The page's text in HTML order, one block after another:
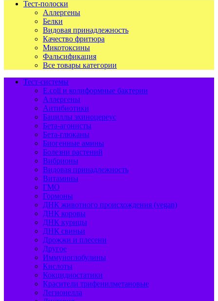
Тест-полоски
Аллергены
Белки
Видовая принадлежность
Качество фритюра
Микотоксины
Фальсификация
Все товары категории
Тест-системы
E.coli и колиформные бактерии
Аллергены
Антибиотики
Бациллы эхиноцереус
Бета-агонисты
Бета-глюканы
Биогенные амины
Болезни растений
Вибрионы
Видовая принадлежность
Витамины
ГМО
Гормоны
ДНК животного происхождения (vegan)
ДНК коровы
ДНК курицы
ДНК свиньи
Дрожжи и плесени
Другое
Иммуноглобулины
Кислоты
Кокцидиостатики
Красители трифенилметановые
Легионелла